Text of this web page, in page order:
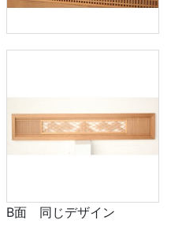
B面 同じデザイン